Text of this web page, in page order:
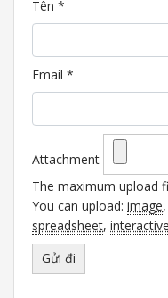
Tên *
Email *
Attachment
The maximum upload
You can upload: image,
spreadsheet, interactive